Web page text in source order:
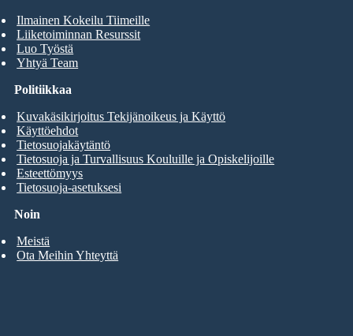
Ilmainen Kokeilu Tiimeille
Liiketoiminnan Resurssit
Luo Työstä
Yhtyä Team
Noin
Meistä
Ota Meihin Yhteyttä
Politiikkaa
Kuvakäsikirjoitus Tekijänoikeus ja Käyttö
Käyttöehdot
Tietosuojakäytäntö
Tietosuoja ja Turvallisuus Kouluille ja Opiskelijoille
Esteettömyys
Tietosuoja-asetuksesi